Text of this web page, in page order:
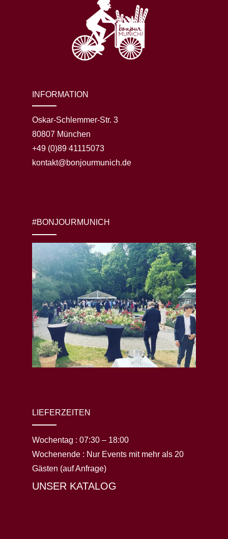
INFORMATION
Oskar-Schlemmer-Str. 3
80807 München
+49 (0)89 41115073
kontakt@bonjourmunich.de
#BONJOURMUNICH
LIEFERZEITEN
Wochentag : 07:30 – 18:00
Wochenende : Nur Events mit mehr als 20
Gästen (auf Anfrage)
UNSER KATALOG